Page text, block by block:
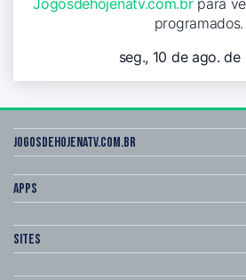
programados.
seg., 10 de ago.
Jogosdehojenatv.com.br
Apps
Sites